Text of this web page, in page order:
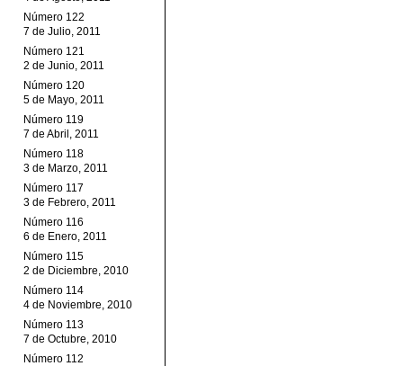
Número 122
7 de Julio, 2011
Número 121
2 de Junio, 2011
Número 120
5 de Mayo, 2011
Número 119
7 de Abril, 2011
Número 118
3 de Marzo, 2011
Número 117
3 de Febrero, 2011
Número 116
6 de Enero, 2011
Número 115
2 de Diciembre, 2010
Número 114
4 de Noviembre, 2010
Número 113
7 de Octubre, 2010
Número 112